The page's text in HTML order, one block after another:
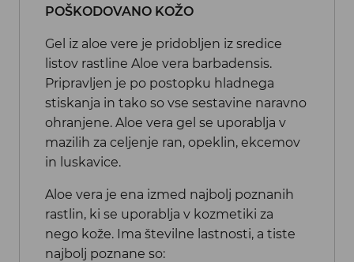
POŠKODOVANO KOŽO
Gel iz aloe vere je pridobljen iz sredice
listov rastline Aloe vera barbadensis.
Pripravljen je po postopku hladnega
stiskanja in tako so vse sestavine naravno
ohranjene. Aloe vera gel se uporablja v
mazilih za celjenje ran, opeklin, ekcemov
in luskavice.
Aloe vera je ena izmed najbolj poznanih
rastlin, ki se uporablja v kozmetiki za
nego kože. Ima številne lastnosti, a tiste
najbolj poznane so: